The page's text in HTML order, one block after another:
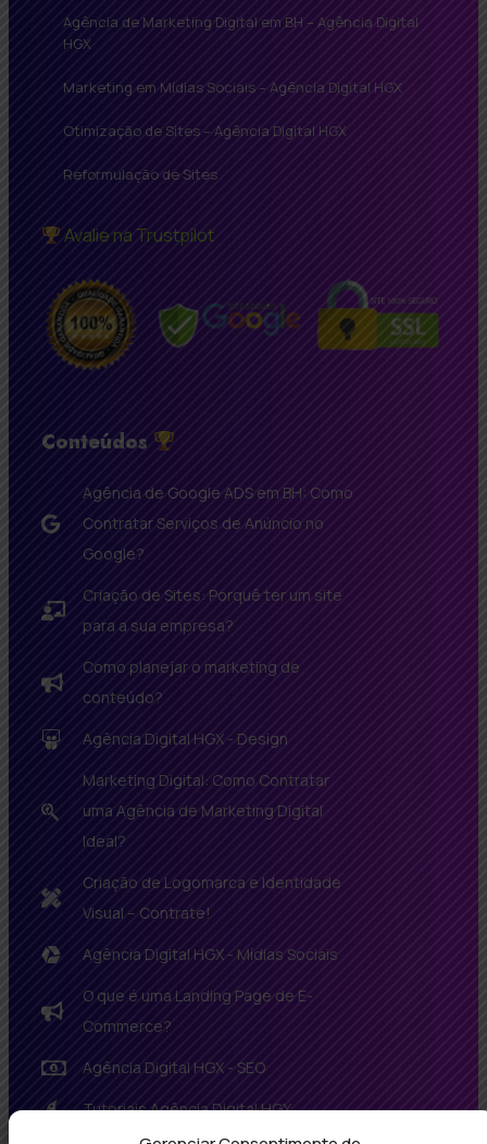
Agência de Marketing Digital em BH – Agência Digital
HGX
Marketing em Mídias Sociais – Agência Digital HGX
Otimização de Sites – Agência Digital HGX
Reformulação de Sites
Avalie na Trustpilot
Conteúdos
Agência de Google ADS em BH: Como
Contratar Serviços de Anúncio no
Google?
Criação de Sites: Porquê ter um site
para a sua empresa?
Como planejar o marketing de
conteúdo?
Agência Digital HGX - Design
Marketing Digital: Como Contratar
uma Agência de Marketing Digital
Ideal?
Criação de Logomarca e Identidade
Visual – Contrate!
Agência Digital HGX - Mídias Sociais
O que é uma Landing Page de E-
Commerce?
Agência Digital HGX - SEO
Tutoriais Agência Digital HGX